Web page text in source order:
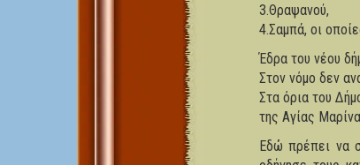
3.Θραψανού,
4.Σαμπά, οι
Έδρα του νέου
Στον νόμο δεν
Στα όρια του
της Αγίας
Εδώ πρέπει να